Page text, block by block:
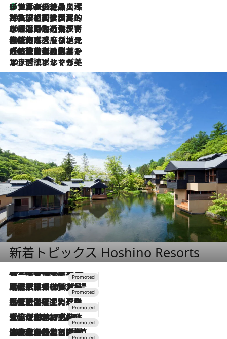
2026.8.8
リスボンの絶品スイーツ「パステル・デ・ナタ」とは？ポルトガル伝統の奥深い世界へ
2026.7.27
「私の祖国はポルトガル語です」国民的詩人フェルナンド・ペソアと、彼が愛した文学の街を歩く
2026.7.26
ポルトガル近海が育む極上の海の幸。キリリと冷えた白ワインと愉しむ、シーフード専門店の贅沢
2026.7.22
伝統の味をモダンに昇華。高感度な地元客が集う、リスボンの最旬ガストロノミー
2026.7.21
大航海時代の栄華から、震災、独裁、そして革命へ。ポルトガル・首都リスボンの石畳に刻まれた「歴史の光と影」
2026.7.13
エッセイ・ヤマザキマリ「慎ましくも美しき国 ポルトガル」
新着トピックス Hoshino Resorts
2026.8.7
【トンボの足水浴】ヒノキの香りに包まれて涼感マックス！約13℃の湧水かけ流しを避暑地「星野温泉 トンボの湯」で体験
2026.7.31
【ホテル帰省】という選択肢をOMOが提案。家族とほどよい距離を保つには「昼は実家、夜は気兼ねなくホテルで！」
2026.7.24
【夏限定ディナーコース】旬を迎える稚鮎や花ズッキーニなどをイタリア・トスカーナの郷土料理の手法で満喫！
2026.7.17
「土佐和ハーブかき氷」がOMO7高知に登場！生姜、山椒、大葉など目にも舌にも涼を呼ぶ郷土の味
2026.7.10
NEW OPEN！【界 草津】名湯の地に誕生。趣の異なる2種の温泉と上州ならではの会席・蕎麦割烹など美食を味わう究極の癒やし旅